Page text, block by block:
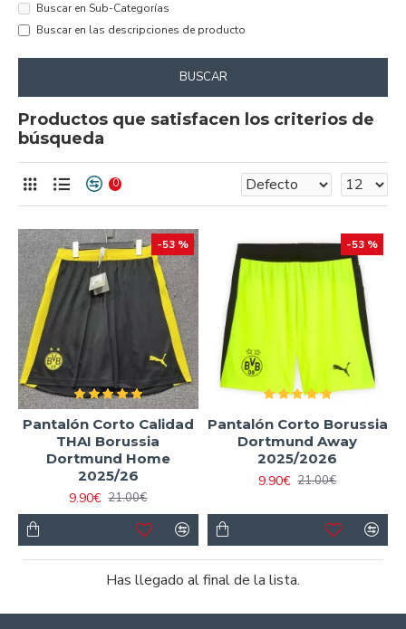
Buscar en Sub-Categorías
Buscar en las descripciones de producto
BUSCAR
Productos que satisfacen los criterios de
búsqueda
0
-53 %
Pantalón Corto Calidad
THAI Borussia
Dortmund Home
2025/26
9.90€ 21.00€
-53 %
Pantalón Corto Borussia
Dortmund Away
2025/2026
9.90€ 21.00€
Has llegado al final de la lista.